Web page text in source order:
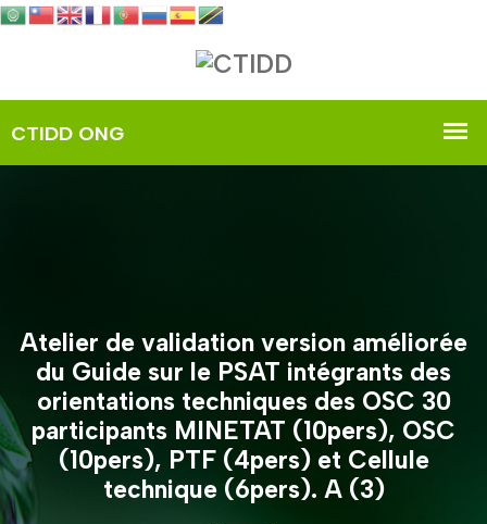
Atelier de validation version améliorée
du Guide sur le PSAT intégrants des
orientations techniques des OSC 30
participants MINETAT (10pers), OSC
(10pers), PTF (4pers) et Cellule
technique (6pers). A (3)